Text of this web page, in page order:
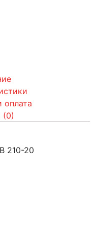
оплата
(0)
210-20